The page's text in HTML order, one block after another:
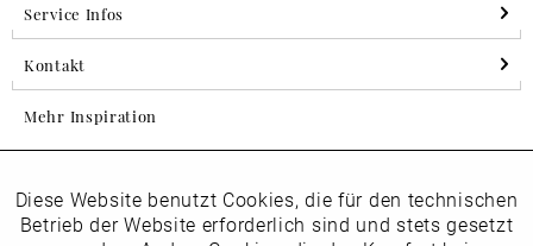
Service Infos
Kontakt
Mehr Inspiration
Folgen Sie uns auf Instagram
horsch_schuhe
Funktionale Aktiv
Diese Website benutzt Cookies, die für den technischen
Betrieb der Website erforderlich sind und stets gesetzt